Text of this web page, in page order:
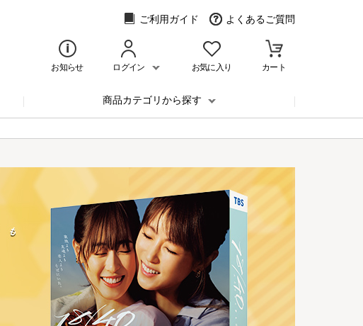
ご利用ガイド よくあるご質問
お知らせ ログイン お気に入り カート
商品カテゴリから探す